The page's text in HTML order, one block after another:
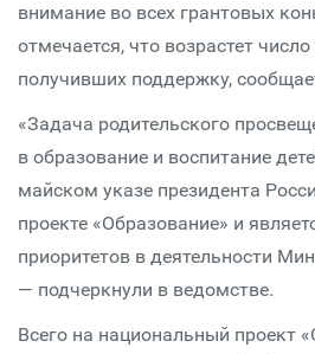
внимание во всех грантовых
отмечается, что возрастет
получивших поддержку,
«Задача родительского
в образование и воспитание
майском указе президента
проекте «Образование» и
приоритетов в деятельности
— подчеркнули в ведомстве.
Всего на национальный проект